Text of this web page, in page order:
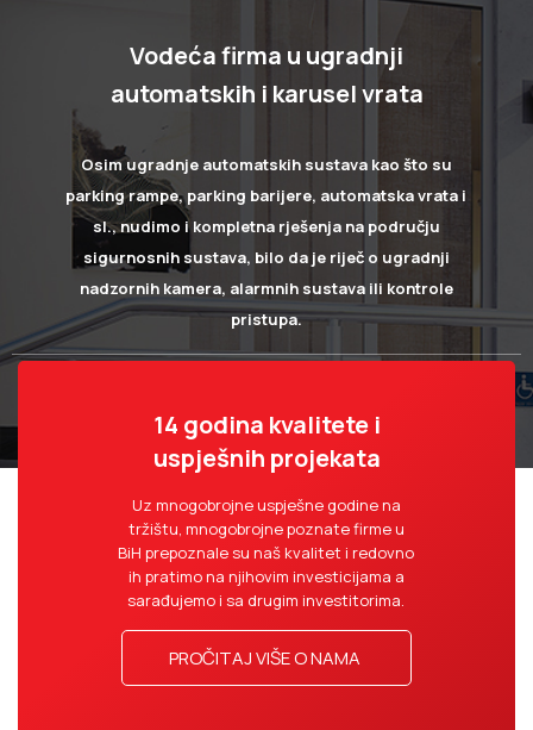
Vodeća firma u ugradnji
automatskih i karusel vrata
Osim ugradnje automatskih sustava kao što su
parking rampe, parking barijere, automatska vrata i
sl., nudimo i kompletna rješenja na području
sigurnosnih sustava, bilo da je riječ o ugradnji
nadzornih kamera, alarmnih sustava ili kontrole
pristupa.
14 godina kvalitete i
uspješnih projekata
Uz mnogobrojne uspješne godine na
tržištu, mnogobrojne poznate firme u
BiH prepoznale su naš kvalitet i redovno
ih pratimo na njihovim investicijama a
sarađujemo i sa drugim investitorima.
PROČITAJ VIŠE O NAMA